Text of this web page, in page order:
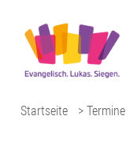
Startseite > Termine